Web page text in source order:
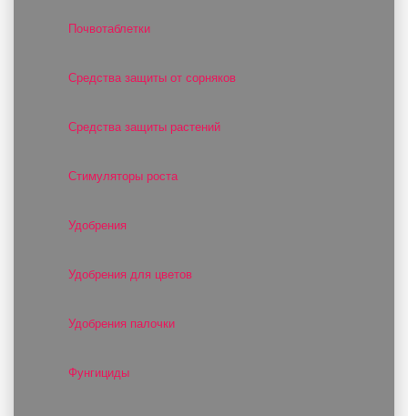
Почвотаблетки
Средства защиты от сорняков
Средства защиты растений
Стимуляторы роста
Удобрения
Удобрения для цветов
Удобрения палочки
Фунгициды